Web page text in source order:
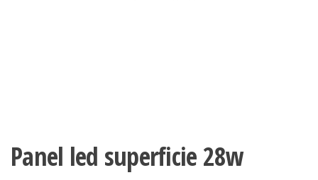
Panel led superficie 28w